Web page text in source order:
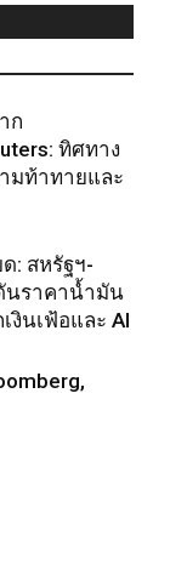
ก
ทิศทาง
มท้าทายและ
: สหรัฐฯ-
นราคาน้ำมัน
นเฟ้อและ AI